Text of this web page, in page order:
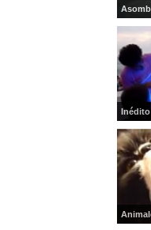
Inédito